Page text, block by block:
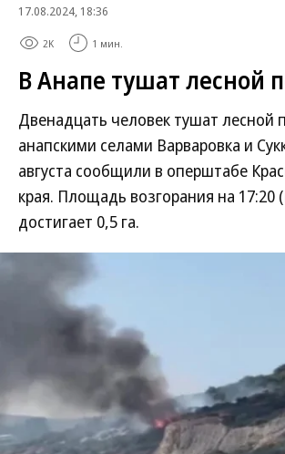
17.08.2024, 18:36
2K 1 мин.
В Анапе тушат лесной
Двенадцать человек тушат лесной
анапскими селами Варваровка и
августа сообщили в оперштабе
края. Площадь возгорания на 17:20
достигает 0,5 га.